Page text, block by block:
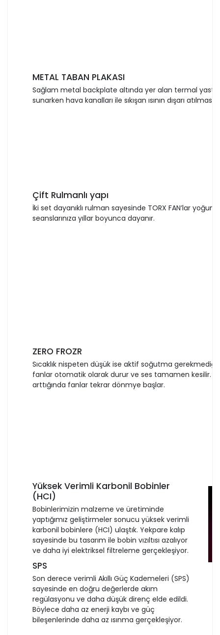
METAL TABAN PLAKASI
Sağlam metal backplate altında yer alan termal
sunarken hava kanalları ile sıkışan ısının dışarı atılması
Çift Rulmanlı yapı
İki set dayanıklı rulman sayesinde TORX FAN’lar yoğun
seanslarınıza yıllar boyunca dayanır.
ZERO FROZR
Sıcaklık nispeten düşük ise aktif soğutma
fanlar otomatik olarak durur ve ses tamamen kesilir.
arttığında fanlar tekrar dönmye başlar.
Yüksek Verimli Karbonil Bobinler
(HCI)
Bobinlerimizin malzeme ve üretiminde
yaptığımız geliştirmeler sonucu yüksek verimli
karbonil bobinlere (HCI) ulaştık. Yekpare kalıp
sayesinde bu tasarım ile bobin vızıltısı azalıyor
ve daha iyi elektriksel filtreleme gerçekleşiyor.
SPS
Son derece verimli Akıllı Güç Kademeleri (SPS)
sayesinde en doğru değerlerde akım
regülasyonu ve daha düşük direnç elde edildi.
Böylece daha az enerji kaybı ve güç
bileşenlerinde daha az ısınma gerçekleşiyor.